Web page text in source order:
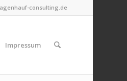
consulting.de
Impressum